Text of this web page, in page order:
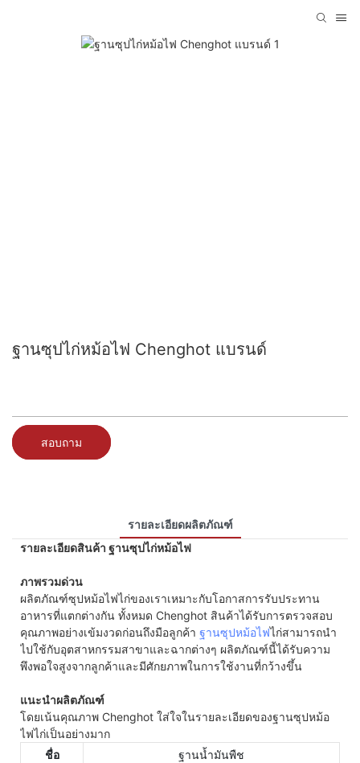
ฐานซุปไก่หม้อไฟ Chenghot แบรนด์
สอบถาม
รายละเอียดผลิตภัณฑ์
รายละเอียดสินค้า ฐานซุปไก่หม้อไฟ
ภาพรวมด่วน
ผลิตภัณฑ์ซุปหม้อไฟไก่ของเราเหมาะกับโอกาสการรับประทาน
อาหารที่แตกต่างกัน ทั้งหมด Chenghot สินค้าได้รับการตรวจสอบ
คุณภาพอย่างเข้มงวดก่อนถึงมือลูกค้า ฐานซุปหม้อไฟไก่สามารถนำ
ไปใช้กับอุตสาหกรรมสาขาและฉากต่างๆ ผลิตภัณฑ์นี้ได้รับความ
พึงพอใจสูงจากลูกค้าและมีศักยภาพในการใช้งานที่กว้างขึ้น
แนะนำผลิตภัณฑ์
โดยเน้นคุณภาพ Chenghot ใส่ใจในรายละเอียดของฐานซุปหม้อ
ไฟไก่เป็นอย่างมาก
ชื่อ
ฐานน้ำมันพืช